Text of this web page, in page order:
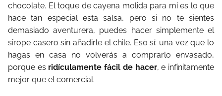
chocolate. El toque de cayena molida para mí es lo que
hace tan especial esta salsa, pero si no te sientes
demasiado aventurera, puedes hacer simplemente el
sirope casero sin añadirle el chile. Eso sí: una vez que lo
hagas en casa no volverás a comprarlo envasado,
porque es ridículamente fácil de hacer, e infinitamente
mejor que el comercial.